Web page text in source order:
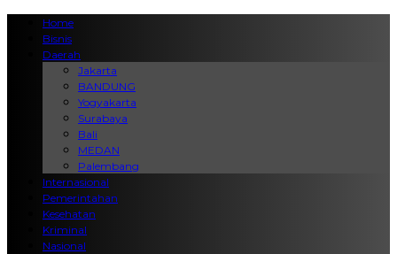
Home
Bisnis
Daerah
Jakarta
BANDUNG
Yogyakarta
Surabaya
Bali
MEDAN
Palembang
Internasional
Pemerintahan
Kesehatan
Kriminal
Nasional